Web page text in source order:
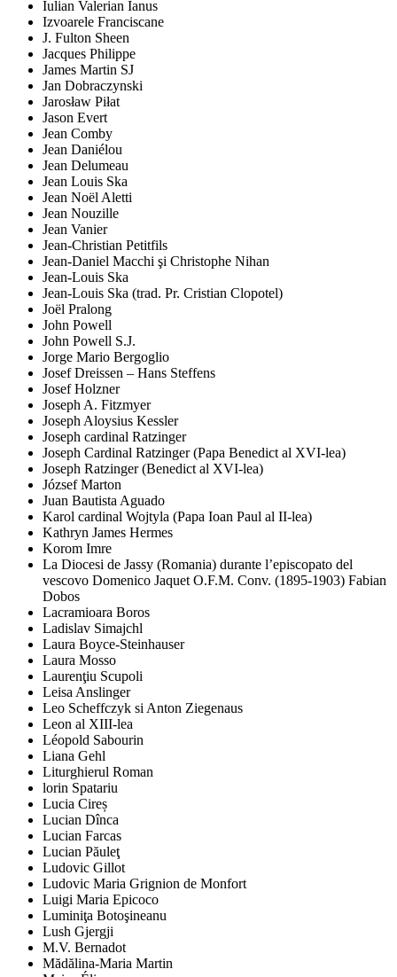
Iulian Valerian Ianus
Izvoarele Franciscane
J. Fulton Sheen
Jacques Philippe
James Martin SJ
Jan Dobraczynski
Jarosław Piłat
Jason Evert
Jean Comby
Jean Daniélou
Jean Delumeau
Jean Louis Ska
Jean Noël Aletti
Jean Nouzille
Jean Vanier
Jean-Christian Petitfils
Jean-Daniel Macchi şi Christophe Nihan
Jean-Louis Ska
Jean-Louis Ska (trad. Pr. Cristian Clopotel)
Joël Pralong
John Powell
John Powell S.J.
Jorge Mario Bergoglio
Josef Dreissen – Hans Steffens
Josef Holzner
Joseph A. Fitzmyer
Joseph Aloysius Kessler
Joseph cardinal Ratzinger
Joseph Cardinal Ratzinger (Papa Benedict al XVI-lea)
Joseph Ratzinger (Benedict al XVI-lea)
József Marton
Juan Bautista Aguado
Karol cardinal Wojtyla (Papa Ioan Paul al II-lea)
Kathryn James Hermes
Korom Imre
La Diocesi de Jassy (Romania) durante l’episcopato del
vescovo Domenico Jaquet O.F.M. Conv. (1895-1903) Fabian
Dobos
Lacramioara Boros
Ladislav Simajchl
Laura Boyce-Steinhauser
Laura Mosso
Laurenţiu Scupoli
Leisa Anslinger
Leo Scheffczyk si Anton Ziegenaus
Leon al XIII-lea
Léopold Sabourin
Liana Gehl
Liturghierul Roman
lorin Spatariu
Lucia Cireș
Lucian Dînca
Lucian Farcas
Lucian Păuleţ
Ludovic Gillot
Ludovic Maria Grignion de Monfort
Luigi Maria Epicoco
Luminiţa Botoşineanu
Lush Gjergji
M.V. Bernadot
Mădălina-Maria Martin